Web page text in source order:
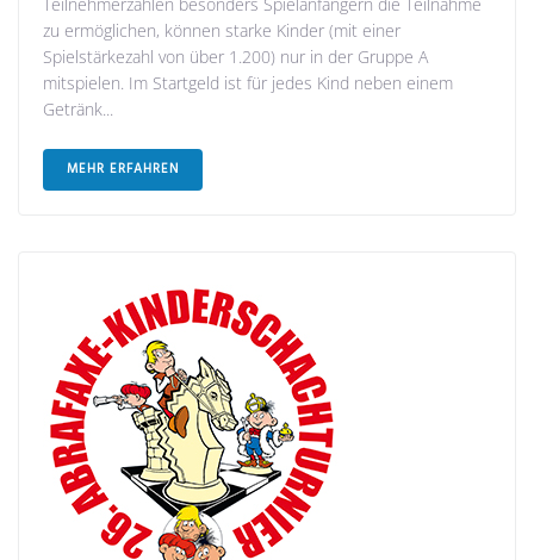
zu ermöglichen, können starke Kinder (mit einer
Spielstärkezahl von über 1.200) nur in der Gruppe A
mitspielen. Im Startgeld ist für jedes Kind neben einem
Getränk...
MEHR ERFAHREN